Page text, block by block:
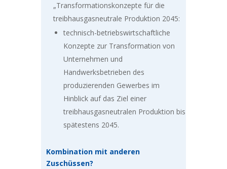
„Transformationskonzepte für die
treibhausgasneutrale Produktion 2045:
technisch-betriebswirtschaftliche
Konzepte zur Transformation von
Unternehmen und
Handwerksbetrieben des
produzierenden Gewerbes im
Hinblick auf das Ziel einer
treibhausgasneutralen Produktion bis
spätestens 2045.
Kombination mit anderen
Zuschüssen?